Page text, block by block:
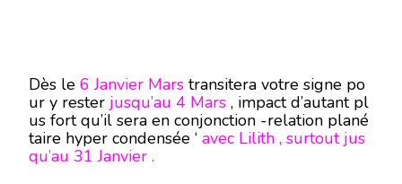
Dès le 6 Janvier Mars transitera votre signe po
ur y rester jusqu’au 4 Mars , impact d’autant pl
us fort qu’il sera en conjonction -relation plané
taire hyper condensée ‘ avec Lilith , surtout jus
qu’au 31 Janvier .